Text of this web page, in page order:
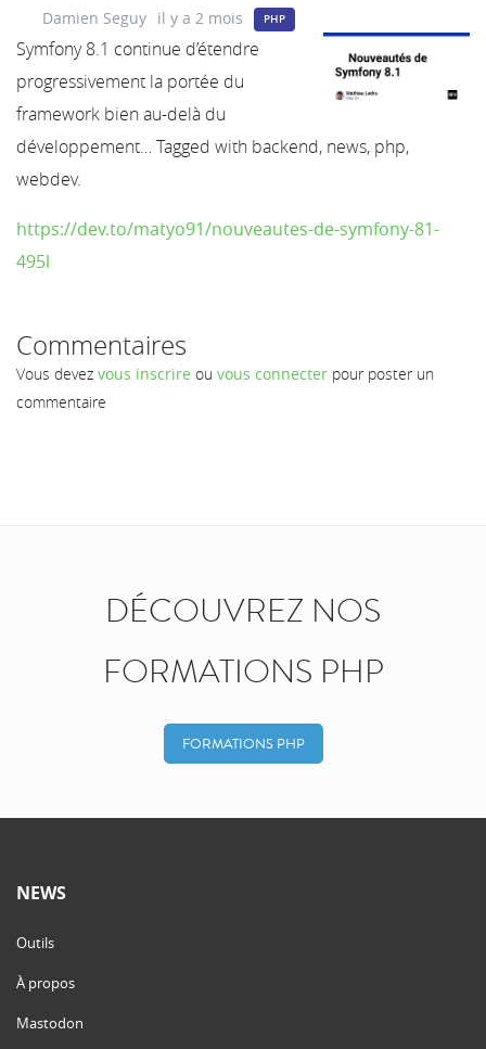
Damien Seguy il y a 2 mois PHP
Symfony 8.1 continue d’étendre
progressivement la portée du
framework bien au-delà du
développement… Tagged with backend, news, php,
webdev.
https://dev.to/matyo91/nouveautes-de-symfony-81-
495l
Commentaires
Vous devez vous inscrire ou vous connecter pour poster un
commentaire
DÉCOUVREZ NOS
FORMATIONS PHP
FORMATIONS PHP
NEWS
Outils
À propos
Mastodon